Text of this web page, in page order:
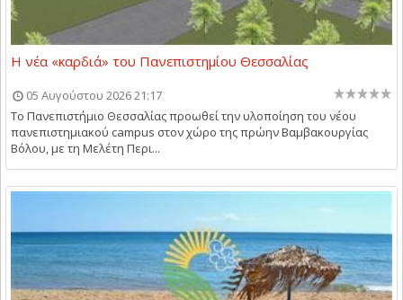
Η νέα «καρδιά» του Πανεπιστημίου Θεσσαλίας
05 Αυγούστου 2026 21:17
Το Πανεπιστήμιο Θεσσαλίας προωθεί την υλοποίηση του νέου
πανεπιστημιακού campus στον χώρο της πρώην Βαμβακουργίας
Βόλου, με τη Μελέτη Περι...